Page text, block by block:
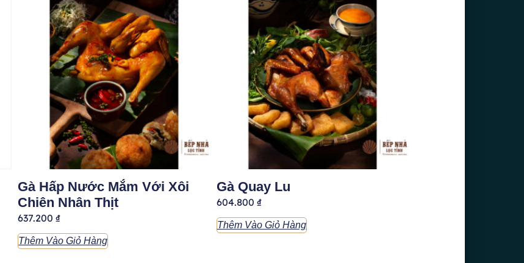
Gà Hấp Nước Mắm Với Xôi
Chiên Nhân Thịt
637.200₫
Thêm Vào Giỏ Hàng
Gà Quay Lu
604.800 ₫
Thêm Vào Giỏ Hàng